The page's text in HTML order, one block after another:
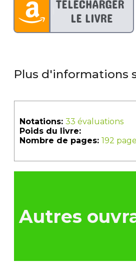
Plus d'informations
Notations: 33 évaluations
Poids du livre:
Nombre de pages: 192
Autres